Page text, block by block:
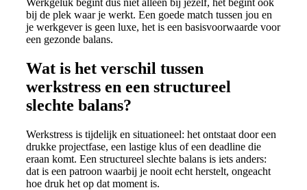
bij de plek waar je werkt. Een goede match tussen jou en
je werkgever is geen luxe, het is een basisvoorwaarde voor
een gezonde balans.
Wat is het verschil tussen
werkstress en een structureel
slechte balans?
Werkstress is tijdelijk en situationeel: het ontstaat door een
drukke projectfase, een lastige klus of een deadline die
eraan komt. Een structureel slechte balans is iets anders:
dat is een patroon waarbij je nooit echt herstelt, ongeacht
hoe druk het op dat moment is.